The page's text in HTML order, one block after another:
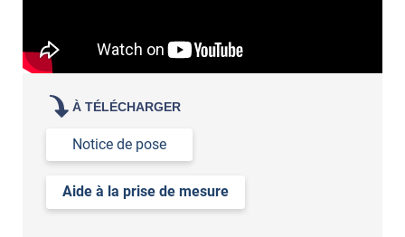
demander des échantillons gratuits
À TÉLÉCHARGER
Notice de pose
Aide à la prise de mesure